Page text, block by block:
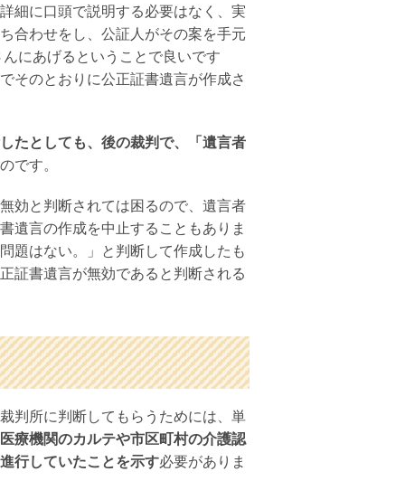
細に口頭で説明する必要はなく、実
合わせをし、公証人がその案を手元
にあげるということで良いです
そのとおりに公正証書遺言が作成さ
たとしても、後の裁判で、「遺言者
のです。
効と判断されては困るので、遺言者
遺言の作成を中止することもありま
題はない。」と判断して作成したも
証書遺言が無効であると判断される
判所に判断してもらうためには、単
医療機関のカルテや市区町村の介護認
行していたことを示す必要がありま